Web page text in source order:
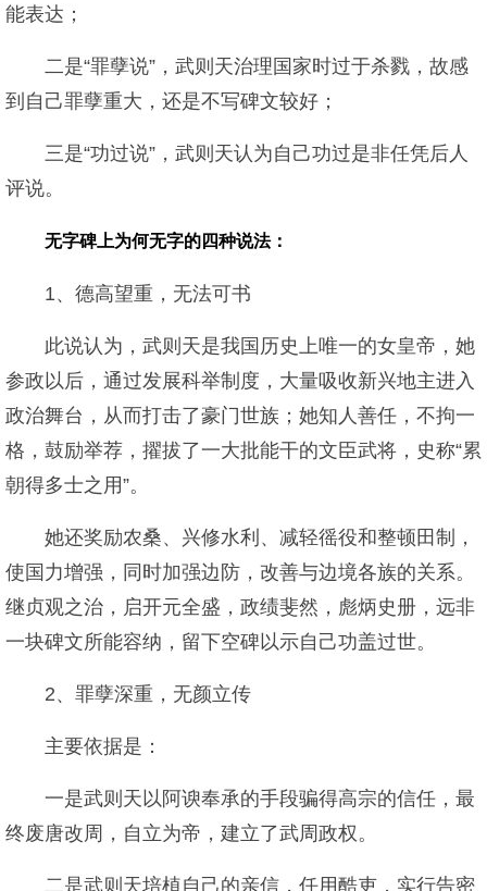
能表达；
二是“罪孽说”，武则天治理国家时过于杀戮，故感
到自己罪孽重大，还是不写碑文较好；
三是“功过说”，武则天认为自己功过是非任凭后人
评说。
无字碑上为何无字的四种说法：
1、德高望重，无法可书
此说认为，武则天是我国历史上唯一的女皇帝，她
参政以后，通过发展科举制度，大量吸收新兴地主进入
政治舞台，从而打击了豪门世族；她知人善任，不拘一
格，鼓励举荐，擢拔了一大批能干的文臣武将，史称“累
朝得多士之用”。
她还奖励农桑、兴修水利、减轻徭役和整顿田制，
使国力增强，同时加强边防，改善与边境各族的关系。
继贞观之治，启开元全盛，政绩斐然，彪炳史册，远非
一块碑文所能容纳，留下空碑以示自己功盖过世。
2、罪孽深重，无颜立传
主要依据是：
一是武则天以阿谀奉承的手段骗得高宗的信任，最
终废唐改周，自立为帝，建立了武周政权。
二是武则天培植自己的亲信，任用酷吏，实行告密